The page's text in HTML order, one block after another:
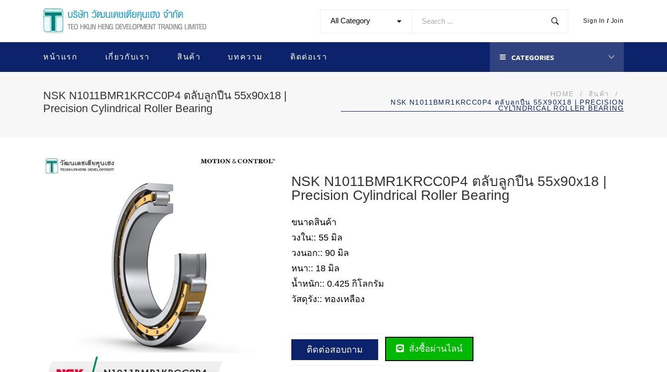
All Category Sign In / Join
หน้าแรก เกี่ยวกับเรา สินค้า บทความ ติดต่อเรา CATEGORIES
NSK N1011BMR1KRCC0P4 ตลับลูกปืน 55x90x18 |
Precision Cylindrical Roller Bearing
HOME / สินค้า
/
NSK N1011BMR1KRCC0P4 ตลับลูกปืน 55X90X18 | PRECISION
CYLINDRICAL ROLLER BEARING
NSK N1011BMR1KRCC0P4 ตลับลูกปืน 55x90x18 |
Precision Cylindrical Roller Bearing
ขนาดสินค้า
วงใน:: 55 มิล
วงนอก:: 90 มิล
หนา:: 18 มิล
น้ำหนัก:: 0.425 กิโลกรัม
วัสดุรัง:: ทองเหลือง
ติดต่อสอบถาม สั่งซื้อผ่านไลน์